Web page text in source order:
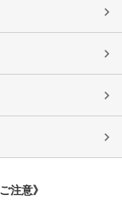
注意》